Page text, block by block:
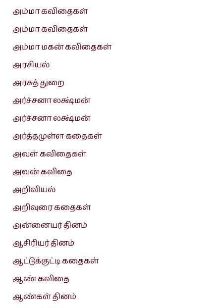
அம்மா கவிதைகள்
அம்மா கவிதைகள்
அம்மா மகன் கவிதைகள்
அரசியல்
அரசுத் துறை
அர்ச்சனா லக்ஷ்மன்
அர்ச்சனா லக்ஷ்மன்
அர்த்தமுள்ள கதைகள்
அவள் கவிதைகள்
அவன் கவிதை
அறிவியல்
அறிவுரை கதைகள்
அன்னையர் தினம்
ஆசிரியர் தினம்
ஆட்டுக்குட்டி கதைகள்
ஆண் கவிதை
ஆண்கள் தினம்